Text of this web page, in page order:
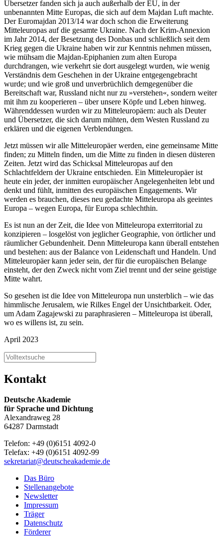
Übersetzer fanden sich ja auch außerhalb der EU, in der
unbenannten Mitte Europas, die sich auf dem Majdan Luft machte.
Der Euromajdan 2013/14 war doch schon die Erweiterung
Mitteleuropas auf die gesamte Ukraine. Nach der Krim-Annexion
im Jahr 2014, der Besetzung des Donbas und schließlich seit dem
Krieg gegen die Ukraine haben wir zur Kenntnis nehmen müssen,
wie mühsam die Majdan-Epiphanien zum alten Europa
durchdrangen, wie verkehrt sie dort ausgelegt wurden, wie wenig
Verständnis dem Geschehen in der Ukraine entgegengebracht
wurde; und wie groß und unverbrüchlich demgegenüber die
Bereitschaft war, Russland nicht nur zu »verstehen«, sondern weiter
mit ihm zu kooperieren – über unsere Köpfe und Leben hinweg.
Währenddessen wurden wir zu Mitteleuropäern: auch als Deuter
und Übersetzer, die sich darum mühten, dem Westen Russland zu
erklären und die eigenen Verblendungen.
Jetzt müssen wir alle Mitteleuropäer werden, eine gemeinsame Mitte
finden; zu Mitteln finden, um die Mitte zu finden in diesen düsteren
Zeiten. Jetzt wird das Schicksal Mitteleuropas auf den
Schlachtfeldern der Ukraine entschieden. Ein Mitteleuropäer ist
heute ein jeder, der inmitten europäischer Angelegenheiten lebt und
denkt und fühlt, inmitten des europäischen Engagements. Wir
werden es brauchen, dieses neu gedachte Mitteleuropa als geeintes
Europa – wegen Europa, für Europa schlechthin.
Es ist nun an der Zeit, die Idee von Mitteleuropa exterritorial zu
konzipieren – losgelöst von jeglicher Geographie, von örtlicher und
räumlicher Gebundenheit. Denn Mitteleuropa kann überall entstehen
und bestehen: aus der Balance von Leidenschaft und Handeln. Und
Mitteleuropäer kann jeder sein, der für die europäischen Belange
einsteht, der den Zweck nicht vom Ziel trennt und der seine geistige
Mitte wahrt.
So gesehen ist die Idee von Mitteleuropa nun unsterblich – wie das
himmlische Jerusalem, wie Rilkes Engel der Unsichtbarkeit. Oder,
um Adam Zagajewski zu paraphrasieren – Mitteleuropa ist überall,
wo es willens ist, zu sein.
April 2023
Kontakt
Deutsche Akademie
für Sprache und Dichtung
Alexandraweg 28
64287 Darmstadt
Telefon: +49 (0)6151 4092-0
Telefax: +49 (0)6151 4092-99
sekretariat@deutscheakademie.de
Das Büro
Stellenangebote
Newsletter
Impressum
Träger
Datenschutz
Förderer